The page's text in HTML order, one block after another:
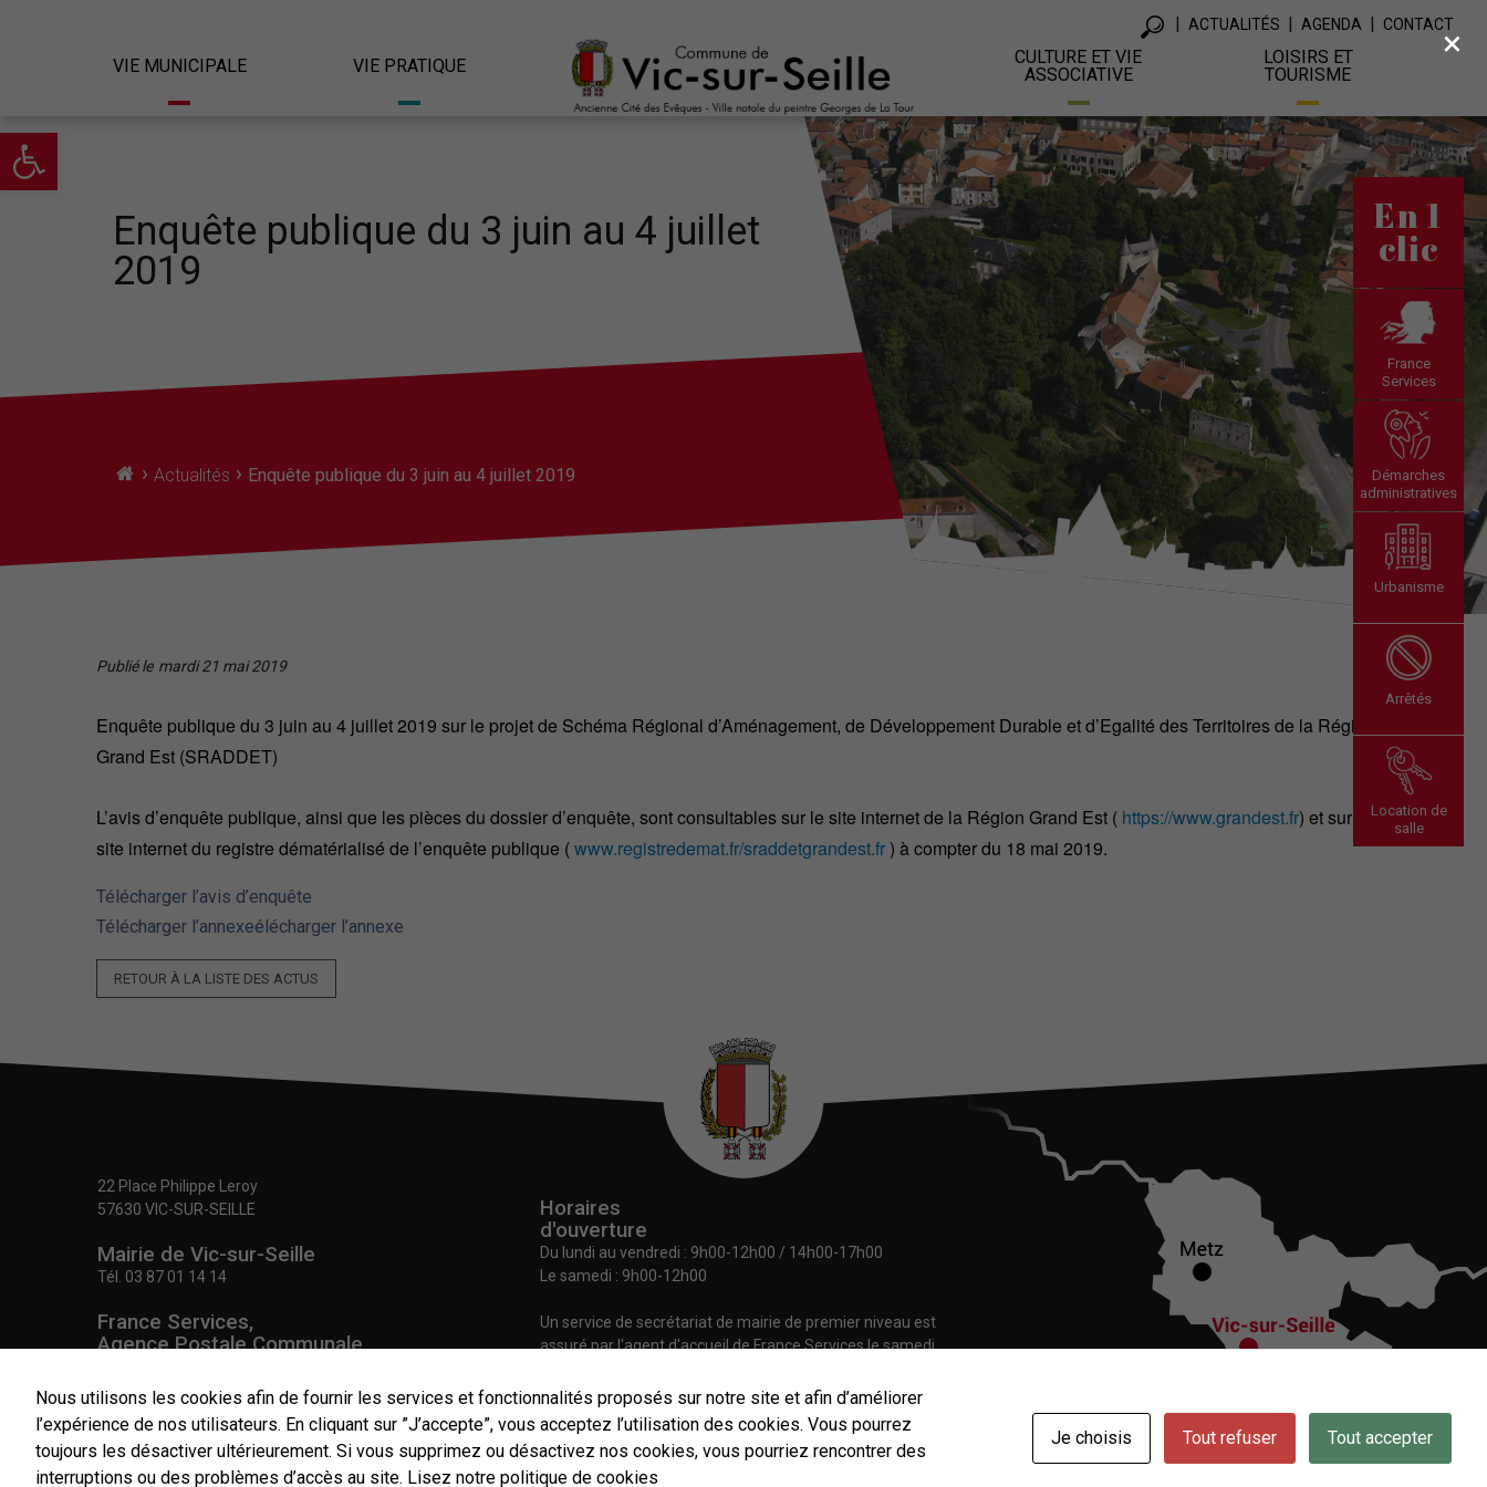
Ouvrir la barre d’outils
ACTUALITÉS AGENDA CONTACT
VIE MUNICIPALE VIE PRATIQUE
CULTURE ET VIE
ASSOCIATIVE
LOISIRS ET
TOURISME
En 1
clic
France
Services
Démarches
administratives
Urbanisme
Arrêtés
Location de
salle
Enquête publique du 3 juin au 4 juillet
2019
› Actualités › Enquête publique du 3 juin au 4 juillet 2019
Publié le mardi 21 mai 2019
Enquête publique du 3 juin au 4 juillet 2019 sur le projet de Schéma Régional d’Aménagement, de Développement Durable et d’Egalité des Territoires de la Région
Grand Est (SRADDET)
L’avis d’enquête publique, ainsi que les pièces du dossier d’enquête, sont consultables sur le site internet de la Région Grand Est ( https://www.grandest.fr) et sur le
site internet du registre dématérialisé de l’enquête publique (www.registredemat.fr/sraddetgrandest.fr ) à compter du 18 mai 2019.
Télécharger l’avis d’enquête
Télécharger l’annexeélécharger l’annexe
RETOUR À LA LISTE DES ACTUS
22 Place Philippe Leroy
57630 VIC-SUR-SEILLE
Mairie de Vic-sur-Seille
Tél. 03 87 01 14 14
France Services,
Agence Postale Communale
NOUS CONTACTER
Horaires
d'ouverture
Du lundi au vendredi : 9h00-12h00 / 14h00-17h00
Le samedi : 9h00-12h00
Un service de secrétariat de mairie de premier niveau est
assuré par l'agent d'accueil de France Services le samedi
Contact Plan du site
×
Nous utilisons les cookies afin de fournir les services et fonctionnalités proposés sur notre site et afin d’améliorer
l’expérience de nos utilisateurs. En cliquant sur ”J’accepte”, vous acceptez l’utilisation des cookies. Vous pourrez
toujours les désactiver ultérieurement. Si vous supprimez ou désactivez nos cookies, vous pourriez rencontrer des
interruptions ou des problèmes d’accès au site. Lisez notre politique de cookies
Je choisis Tout refuser
Tout accepter